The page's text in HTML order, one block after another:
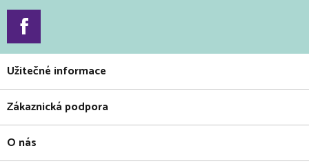
Užitečné informace
Zákaznická podpora
O nás